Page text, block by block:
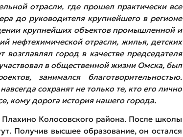
отрасли, где прошел практически все
до руководителя крупнейшего в регионе
крупнейших объектов промышленной и
нефтехимической отрасли, жилья, детских
город в качестве председателя
в общественной жизни Омска, был
занимался благотворительностью.
сохранят не только те, кто его лично
кому дорога история нашего города.
Колосовского района. После школы
Получив высшее образование, он остался